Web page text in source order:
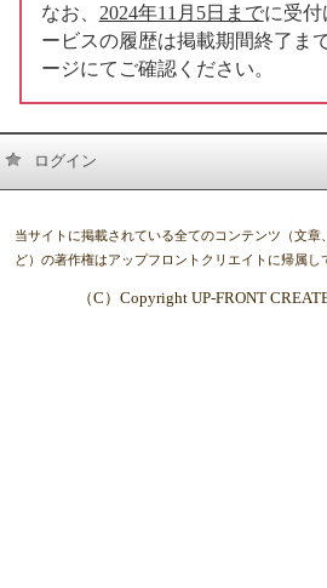
なお、 2024年11月5日までに受付
ービスの履歴は掲載期間終了ま
ージにてご確認ください。
ログイン
当サイトに掲載されている全てのコンテンツ（文章
ど）の著作権はアップフロントクリエイトに帰属し
（C）Copyright UP-FRONT